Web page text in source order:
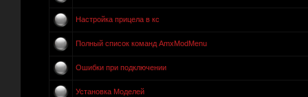
Настройка прицела в кс
Полный список команд AmxModMenu
Ошибки при подключении
Установка Моделей